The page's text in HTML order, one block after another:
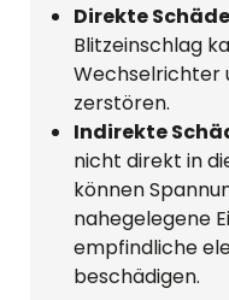
Direkte
Blitzeinschlag
Wechselrichter
zerstören.
Indirekte
nicht direkt in
können
nahegelegene
empfindliche
beschädigen.